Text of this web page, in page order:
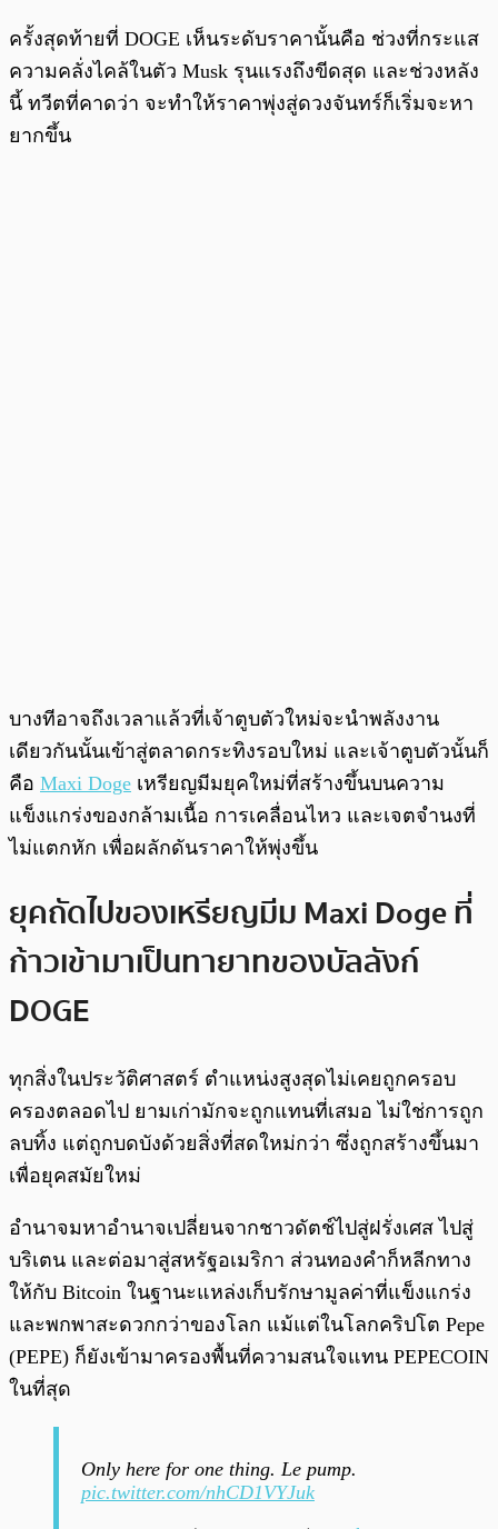
ครั้งสุดท้ายที่ DOGE เห็นระดับราคานั้นคือ ช่วงที่กระแส
ความคลั่งไคล้ในตัว Musk รุนแรงถึงขีดสุด และช่วงหลัง
นี้ ทวีตที่คาดว่า จะทำให้ราคาพุ่งสู่ดวงจันทร์ก็เริ่มจะหา
ยากขึ้น
บางทีอาจถึงเวลาแล้วที่เจ้าตูบตัวใหม่จะนำพลังงาน
เดียวกันนั้นเข้าสู่ตลาดกระทิงรอบใหม่ และเจ้าตูบตัวนั้นก็
คือ Maxi Doge เหรียญมีมยุคใหม่ที่สร้างขึ้นบนความ
แข็งแกร่งของกล้ามเนื้อ การเคลื่อนไหว และเจตจำนงที่
ไม่แตกหัก เพื่อผลักดันราคาให้พุ่งขึ้น
ยุคถัดไปของเหรียญมีม Maxi Doge ที่
ก้าวเข้ามาเป็นทายาทของบัลลังก์
DOGE
ทุกสิ่งในประวัติศาสตร์ ตำแหน่งสูงสุดไม่เคยถูกครอบ
ครองตลอดไป ยามเก่ามักจะถูกแทนที่เสมอ ไม่ใช่การถูก
ลบทิ้ง แต่ถูกบดบังด้วยสิ่งที่สดใหม่กว่า ซึ่งถูกสร้างขึ้นมา
เพื่อยุคสมัยใหม่
อำนาจมหาอำนาจเปลี่ยนจากชาวดัตช์ไปสู่ฝรั่งเศส ไปสู่
บริเตน และต่อมาสู่สหรัฐอเมริกา ส่วนทองคำก็หลีกทาง
ให้กับ Bitcoin ในฐานะแหล่งเก็บรักษามูลค่าที่แข็งแกร่ง
และพกพาสะดวกกว่าของโลก แม้แต่ในโลกคริปโต Pepe
(PEPE) ก็ยังเข้ามาครองพื้นที่ความสนใจแทน PEPECOIN
ในที่สุด
Only here for one thing. Le pump.
pic.twitter.com/nhCD1VYJuk